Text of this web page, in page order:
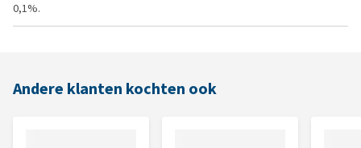
0,1%.
Andere klanten kochten ook